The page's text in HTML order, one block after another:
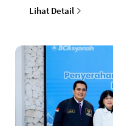
Lihat Detail